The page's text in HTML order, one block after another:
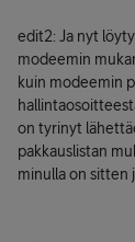
edit2: Ja nyt
modeemin
kuin modeemin
on tyrinyt
pakkauslistan
minulla on sitten